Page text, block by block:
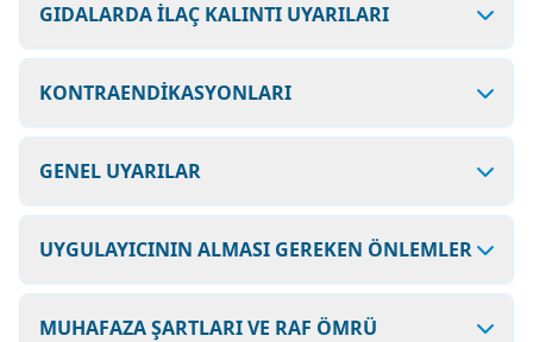
GIDALARDA İLAÇ KALINTI UYARILARI
KONTRAENDİKASYONLARI
GENEL UYARILAR
UYGULAYICININ ALMASI GEREKEN ÖNLEMLER
MUHAFAZA ŞARTLARI VE RAF ÖMRÜ